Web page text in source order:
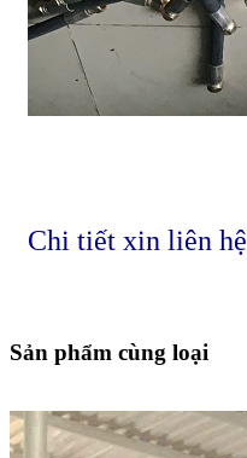
Chi tiết xin liên
Sản phẩm cùng loại